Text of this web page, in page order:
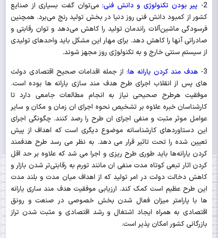
2-
پیر بودن تکنولوژی و دانش فنی:می‌توان گفت بسیاری از صنایع
کشور از کمبود دانش فنی روز دنیا در بخش تولید رنج می‌برد. همچنین
فرسودگی ماشین‌آلات راندمان تولید را کاهش می‌دهد و توان رقابتی و
صادراتی آنها را کاهش دهد. برای مهار این مشکل باید واحدهای تولیدی
از سیستم سنتی خارج و به تکنولوژی روز مجهز شوند.
3- هدف مند کردن یارانه ها: از جمله اقدامات صحیح اقتصادی دولت
های پس از انقلاب اجرای طرح هدف مند سازی یارانه ها بوده است.
موفقیت هرطرح صحیحی نیاز به انجام مطالعات جامعی دارد تا
کارشناسان خبره علاوه بر تشخیص نحوه اجرای ان زمان و مکان و سایر
عوامل موثر مثبت و منفی اجرای ان طرح را رصد کنند. چگونگی اجرای
این دستاوردهای کارشناسانه موضوع دیگری است که اهداف از پیش
تعیین شده را تحت تاثیر قرار می دهد. به نظر می رسد طرح هدفمند
کردن یارانه‌ها باید طوری طرح ریزی و اجرا می شد که علاوه بر حد اقل
کردن اثار تبعی کوتاه مدت منفی ان مانند تورم به رقابتی‌تر شدن بازار و
کاهش دخالت دولت در امر تولید که از اهداف میان مدت و بلند مدت
این طرح عظیم است کمک کند. ارزیابی موفقیت هدف مند ساری یارانه
ها با پارامتر میزان فعال شدن بخش خصوصی در صنعت و رونق
اقتصادی به همراه ایجاد اشتغال و رشد اقتصادی و مثبت شدن تراز
بازرگانی کشور امکان پذیر است.